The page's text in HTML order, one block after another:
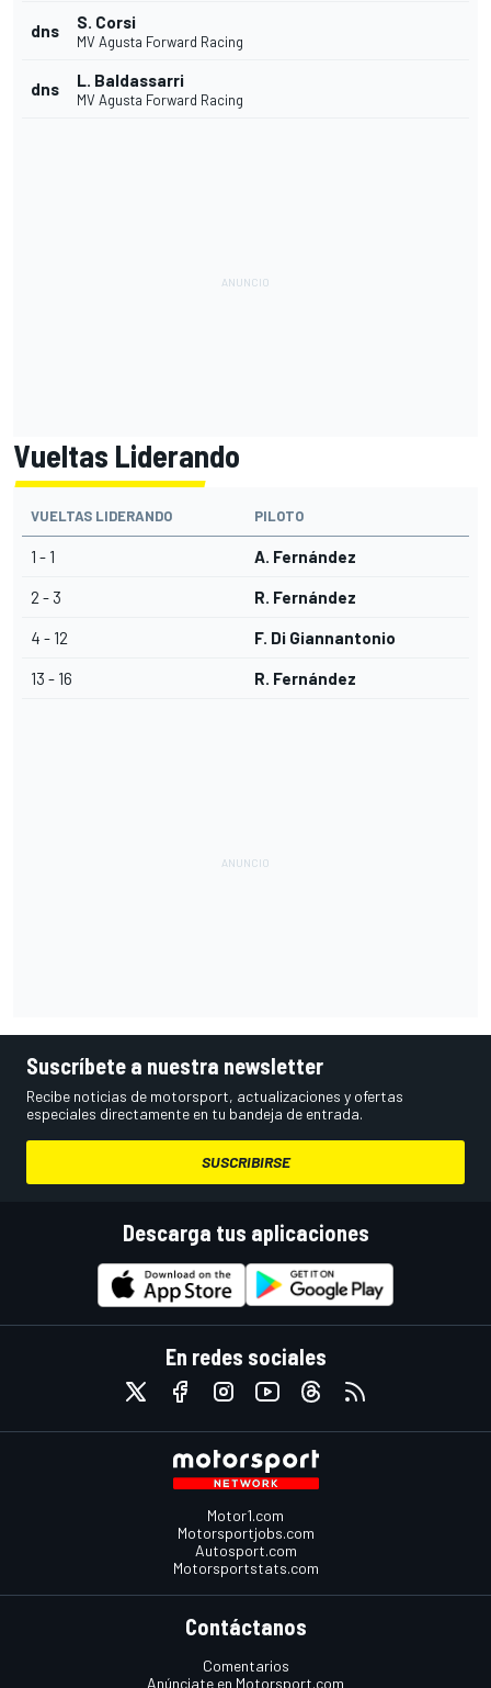
dns S. Corsi
MV Agusta Forward Racing
dns L. Baldassarri
MV Agusta Forward Racing
Vueltas Liderando
VUELTAS LIDERANDO PILOTO
1 - 1 A. Fernández
2 - 3 R. Fernández
4 - 12 F. Di Giannantonio
13 - 16 R. Fernández
Suscríbete a nuestra newsletter
Recibe noticias de motorsport, actualizaciones y ofertas
especiales directamente en tu bandeja de entrada.
SUSCRIBIRSE
Descarga tus aplicaciones
En redes sociales
Motor1.com
Motorsportjobs.com
Autosport.com
Motorsportstats.com
Contáctanos
Comentarios
Anúnciate en Motorsport.com